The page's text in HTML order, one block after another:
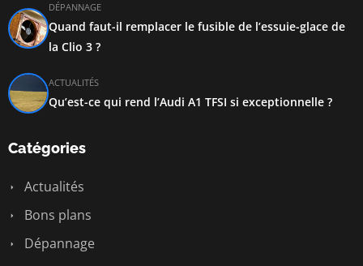
DÉPANNAGE
Quand faut-il remplacer le fusible de l’essuie-glace de
la Clio 3 ?
ACTUALITÉS
Qu’est-ce qui rend l’Audi A1 TFSI si exceptionnelle ?
Catégories
Actualités
Bons plans
Dépannage